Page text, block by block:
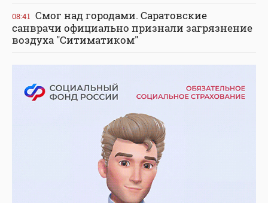
08:41 Смог над городами. Саратовские
санврачи официально признали загрязнение
воздуха "Ситиматиком"